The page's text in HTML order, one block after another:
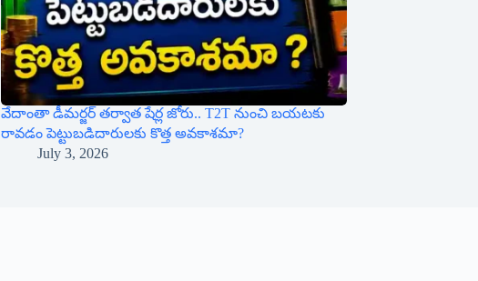
వేదాంతా డీమర్జర్ తర్వాత షేర్ల జోరు.. T2T నుంచి బయటకు
రావడం పెట్టుబడిదారులకు కొత్త అవకాశమా?
July 3, 2026